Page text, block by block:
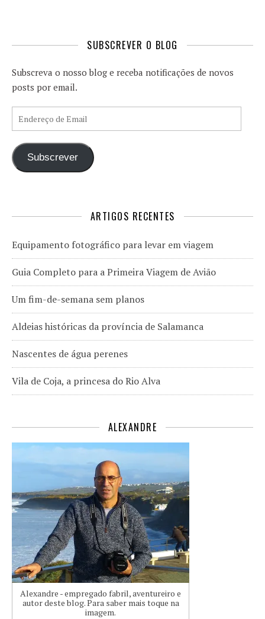
SUBSCREVER O BLOG
Subscreva o nosso blog e receba notificações de novos
posts por email.
Subscrever
ARTIGOS RECENTES
Equipamento fotográfico para levar em viagem
Guia Completo para a Primeira Viagem de Avião
Um fim-de-semana sem planos
Aldeias históricas da província de Salamanca
Nascentes de água perenes
Vila de Coja, a princesa do Rio Alva
ALEXANDRE
Alexandre - empregado fabril, aventureiro e
autor deste blog. Para saber mais toque na
imagem.